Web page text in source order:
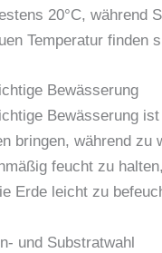
20°C, während
Temperatur finden
Bewässerung
Bewässerung
bringen, während
feucht zu
Erde leicht zu
und Substratwahl